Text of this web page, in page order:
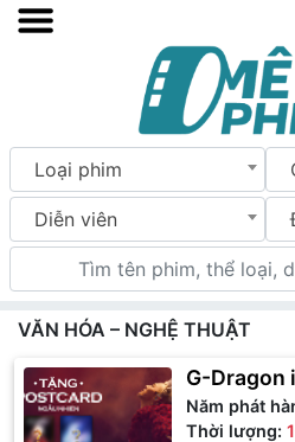
Loại phim
Diễn viên
VĂN HÓA – NGHỆ THUẬT
G-Dragon
Năm phát
Thời lượng: